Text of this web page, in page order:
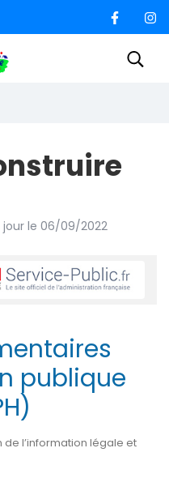
officiel de la
le 06/09/2022
publique
de l’information légale et